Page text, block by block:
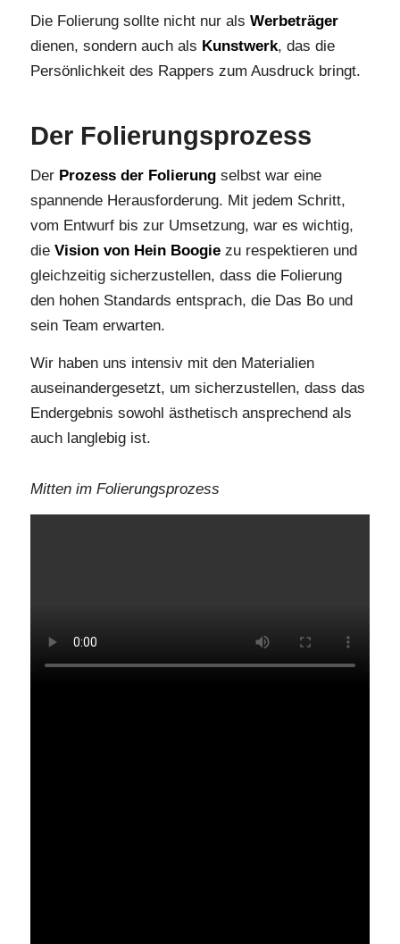
Die Folierung sollte nicht nur als Werbeträger
dienen, sondern auch als Kunstwerk, das die
Persönlichkeit des Rappers zum Ausdruck bringt.
Der Folierungsprozess
Der Prozess der Folierungselbst war eine
spannende Herausforderung. Mit jedem Schritt,
vom Entwurf bis zur Umsetzung, war es wichtig,
die Vision von Hein Boogiezu respektieren und
gleichzeitig sicherzustellen, dass die Folierung
den hohen Standards entsprach, die Das Bo und
sein Team erwarten.
Wir haben uns intensiv mit den Materialien
auseinandergesetzt, um sicherzustellen, dass das
Endergebnis sowohl ästhetisch ansprechend als
auch langlebig ist.
Mitten im Folierungsprozess